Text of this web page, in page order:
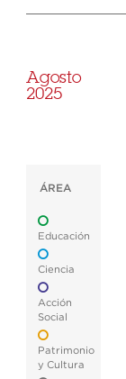
Agosto
2025
ÁREA
Educación
Ciencia
Acción
Social
Patrimonio
y Cultura